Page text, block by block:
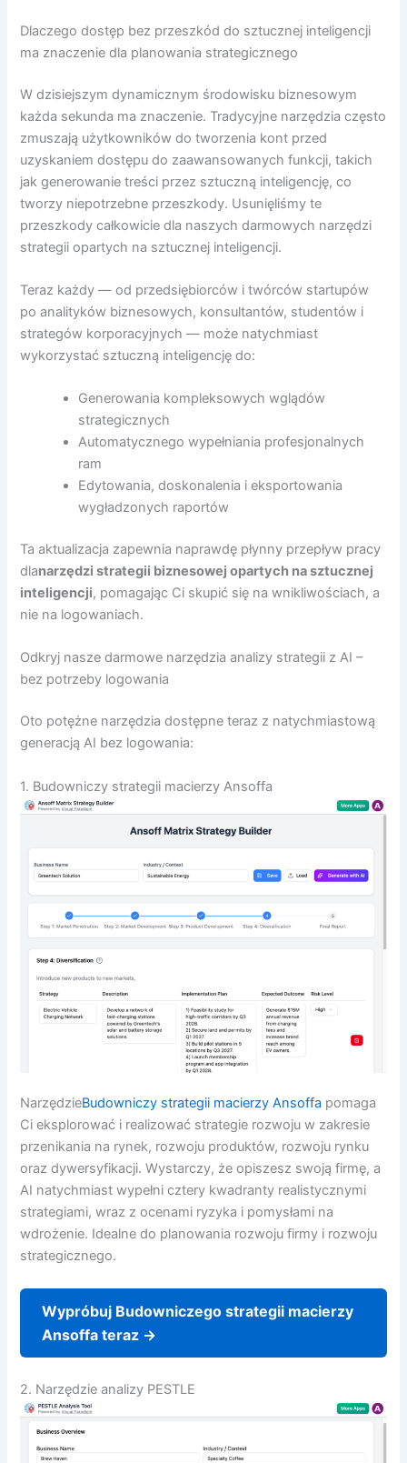
Dlaczego dostęp bez przeszkód do sztucznej inteligencji
ma znaczenie dla planowania strategicznego
W dzisiejszym dynamicznym środowisku biznesowym
każda sekunda ma znaczenie. Tradycyjne narzędzia często
zmuszają użytkowników do tworzenia kont przed
uzyskaniem dostępu do zaawansowanych funkcji, takich
jak generowanie treści przez sztuczną inteligencję, co
tworzy niepotrzebne przeszkody. Usunięliśmy te
przeszkody całkowicie dla naszych darmowych narzędzi
strategii opartych na sztucznej inteligencji.
Teraz każdy — od przedsiębiorców i twórców startupów
po analityków biznesowych, konsultantów, studentów i
strategów korporacyjnych — może natychmiast
wykorzystać sztuczną inteligencję do:
Generowania kompleksowych wglądów
strategicznych
Automatycznego wypełniania profesjonalnych
ram
Edytowania, doskonalenia i eksportowania
wygładzonych raportów
Ta aktualizacja zapewnia naprawdę płynny przepływ pracy
dlanarzędzi strategii biznesowej opartych na sztucznej
inteligencji, pomagając Ci skupić się na wnikliwościach, a
nie na logowaniach.
Odkryj nasze darmowe narzędzia analizy strategii z AI –
bez potrzeby logowania
Oto potężne narzędzia dostępne teraz z natychmiastową
generacją AI bez logowania:
1. Budowniczy strategii macierzy Ansoffa
NarzędzieBudowniczy strategii macierzy Ansoffa pomaga
Ci eksplorować i realizować strategie rozwoju w zakresie
przenikania na rynek, rozwoju produktów, rozwoju rynku
oraz dywersyfikacji. Wystarczy, że opiszesz swoją firmę, a
AI natychmiast wypełni cztery kwadranty realistycznymi
strategiami, wraz z ocenami ryzyka i pomysłami na
wdrożenie. Idealne do planowania rozwoju firmy i rozwoju
strategicznego.
Wypróbuj Budowniczego strategii macierzy
Ansoffa teraz →
2. Narzędzie analizy PESTLE